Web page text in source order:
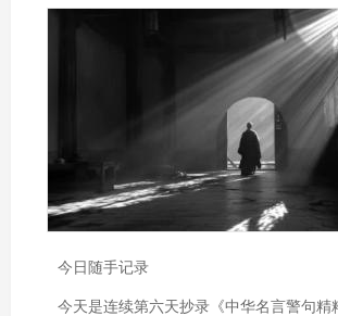
今日随手记录
今天是连续第六天抄录《中华名言警句精